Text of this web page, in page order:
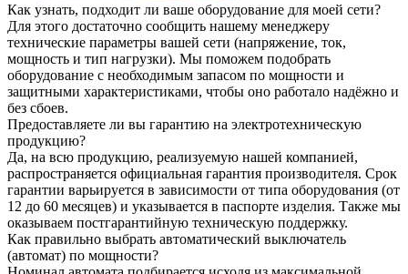
Как узнать, подходит ли ваше оборудование для моей сети?
Для этого достаточно сообщить нашему менеджеру
технические параметры вашей сети (напряжение, ток,
мощность и тип нагрузки). Мы поможем подобрать
оборудование с необходимым запасом по мощности и
защитными характеристиками, чтобы оно работало надёжно и
без сбоев.
Предоставляете ли вы гарантию на электротехническую
продукцию?
Да, на всю продукцию, реализуемую нашей компанией,
распространяется официальная гарантия производителя. Срок
гарантии варьируется в зависимости от типа оборудования (от
12 до 60 месяцев) и указывается в паспорте изделия. Также мы
оказываем постгарантийную техническую поддержку.
Как правильно выбрать автоматический выключатель
(автомат) по мощности?